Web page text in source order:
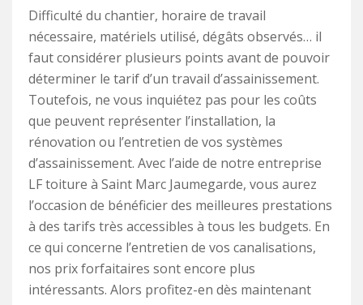
Difficulté du chantier, horaire de travail
nécessaire, matériels utilisé, dégâts observés… il
faut considérer plusieurs points avant de pouvoir
déterminer le tarif d’un travail d’assainissement.
Toutefois, ne vous inquiétez pas pour les coûts
que peuvent représenter l’installation, la
rénovation ou l’entretien de vos systèmes
d’assainissement. Avec l’aide de notre entreprise
LF toiture à Saint Marc Jaumegarde, vous aurez
l’occasion de bénéficier des meilleures prestations
à des tarifs très accessibles à tous les budgets. En
ce qui concerne l’entretien de vos canalisations,
nos prix forfaitaires sont encore plus
intéressants. Alors profitez-en dès maintenant